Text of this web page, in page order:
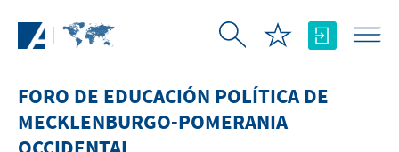
FORO DE EDUCACIÓN POLÍTICA DE
MECKLENBURGO-POMERANIA